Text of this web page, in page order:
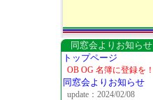
同窓会よりお知らせ
トップページ
OB OG 名簿に登録を！
同窓会よりお知らせ
update：2024/02/08